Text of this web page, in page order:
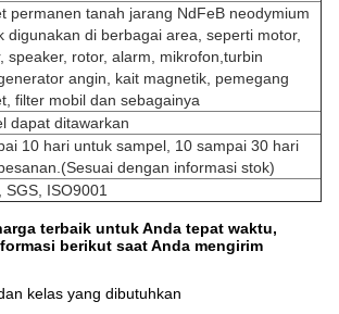
permanen tanah jarang NdFeB neodymium
digunakan di berbagai area, seperti motor,
speaker, rotor, alarm, mikrofon, turbin
angin, kait magnetik, pemegang
filter mobil dan sebagainya
dapat ditawarkan
10 hari untuk sampel, 10 sampai 30 hari
dengan informasi stok)
SGS, ISO9001
terbaik untuk Anda tepat waktu,
berikut saat Anda mengirim
kelas yang dibutuhkan